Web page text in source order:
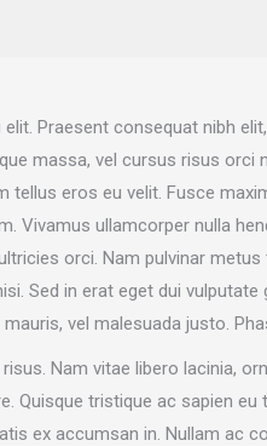
Praesent consequat nibh
massa, vel cursus risus orci
eros eu velit. Fusce
Vivamus ullamcorper nulla
orci. Nam pulvinar
Sed in erat eget dui
vel malesuada justo.
Nam vitae libero lacinia,
Quisque tristique ac sapien eu
ex accumsan in. Nullam ac